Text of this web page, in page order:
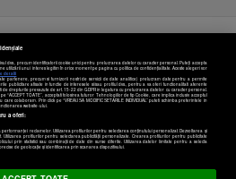
dvs., precum identificatorii cookie unici pentru prelucrarea datelor cu caracter personal. Puteți accepta
utilizării unui interes legitim în orice moment pe pagina cu politica de confidențialitate. Aceste alegeri vor
detalii
partenere, precum si furnizorii nostri de servicii de date analitice) prelucram date pentru a permite
publicitare afisate in functie de interesele si/sau profilul dvs., pentru a va oferi functionalitati aferente
de drepturile prevazute de art. 15-22 din GDPR in legatura cu prelucrarea datelor cu caracter personal.
pe “ACCEPT TOATE”, acceptati folosirea tuturor Tehnologiilor de tip Cookie, care implica inclusiv acceptul
colaboram. Prin click pe “VREAU SA MODIFIC SETARILE INDIVIDUAL” puteti schimba preferintele in
website-ului.
a oferi:
reclamelor. Utilizarea profilurilor pentru selectarea conținutului personalizat. Dezvoltarea și
profilurilor pentru selectarea publicității personalizate. Crearea profilurilor pentru publicitate
prin statistici sau combinații de date din surse diferite. Utilizarea datelor limitate pentru a selecta
de geolocație și identificarea prin scanarea dispozitivului.